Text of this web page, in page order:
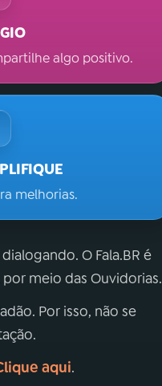
algo positivo.
melhorias.
O Fala.BR é
meio das Ouvidorias.
Por isso, não se
aqui.